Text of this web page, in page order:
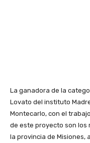
La ganadora de la
Lovato del instituto
Montecarlo, con el
de este proyecto son los
la provincia de Misiones,